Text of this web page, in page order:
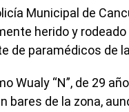
Municipal de
herido y
de paramédicos de
Wualy “N”, de 29
de la zona,